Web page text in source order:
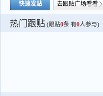
快速发贴 去跟贴广场看看
热门跟贴 (跟贴0条 有0人参与)